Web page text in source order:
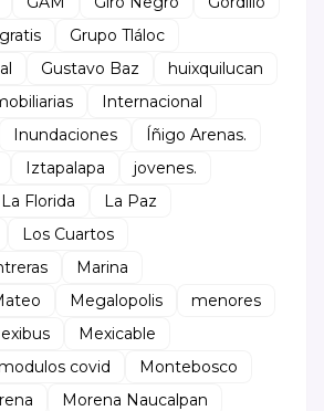
gratis
Grupo Tláloc
Gustavo Baz
huixquilucan
Internacional
Inundaciones
Íñigo Arenas.
Iztapalapa
jovenes.
La Florida
La Paz
Los Cuartos
Marina
Megalopolis
menores
Mexicable
covid
Montebosco
Morena Naucalpan